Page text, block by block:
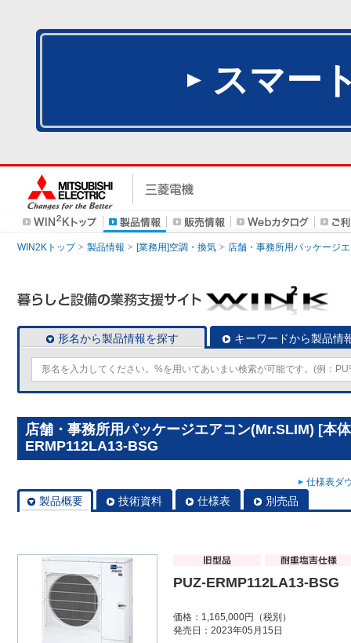
スマー
WIN2Kトップ 製品情報 [業務用]空調・換気 店舗・事務所用パッケージ
形名から製品情報を探す キーワードから製品情
店舗・事務所用パッケージエアコン(Mr.SLIM) [本
ERMP112LA13-BSG
仕様表ダ
製品概要 技術資料 仕様表 別売品
PUZ-ERMP112LA13-BSG
価格：1,165,000円（税別）
発売日：2023年05月15日